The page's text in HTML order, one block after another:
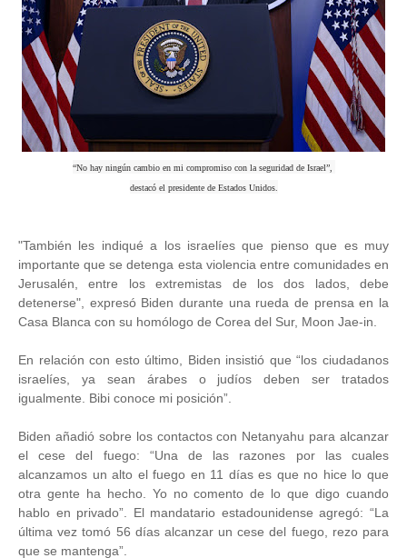
“No hay ningún cambio en mi compromiso con la seguridad de Israel”,
destacó el presidente de Estados Unidos.
"También les indiqué a los israelíes que pienso que es muy
importante que se detenga esta violencia entre comunidades en
Jerusalén, entre los extremistas de los dos lados, debe
detenerse", expresó Biden durante una rueda de prensa en la
Casa Blanca con su homólogo de Corea del Sur, Moon Jae-in.
En relación con esto último, Biden insistió que “los ciudadanos
israelíes, ya sean árabes o judíos deben ser tratados
igualmente. Bibi conoce mi posición”.
Biden añadió sobre los contactos con Netanyahu para alcanzar
el cese del fuego: “Una de las razones por las cuales
alcanzamos un alto el fuego en 11 días es que no hice lo que
otra gente ha hecho. Yo no comento de lo que digo cuando
hablo en privado”. El mandatario estadounidense agregó: “La
última vez tomó 56 días alcanzar un cese del fuego, rezo para
que se mantenga”.